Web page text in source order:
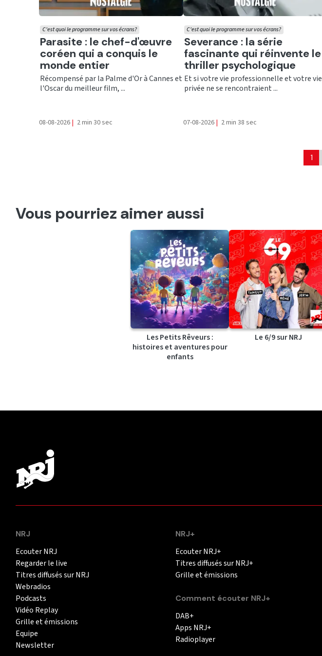
Ecouter
Parasite : le chef-d'œuvre
coréen qui a conquis le
monde entier
C'est quoi le programme sur vos écrans?
Récompensé par la Palme d'Or à Cannes et
l'Oscar du meilleur film, ...
08-08-2026 | 2 min 30 sec
Ecouter
Severance : la série
fascinante qui réinvente le
thriller psychologique
C'est quoi le programme sur vos écrans?
Et si votre vie professionnelle et votre vie
privée ne se rencontraient ...
07-08-2026 | 2 min 38 sec
1
Vous pourriez aimer aussi
Les Petits Rêveurs :
histoires et aventures pour
enfants
Le 6/9 sur NRJ
NRJ
Ecouter NRJ
Regarder le live
Titres diffusés sur NRJ
Webradios
Podcasts
Vidéo Replay
Grille et émissions
Equipe
Newsletter
NRJ+
Ecouter NRJ+
Titres diffusés sur NRJ+
Grille et émissions
Comment écouter NRJ+
DAB+
Apps NRJ+
Radioplayer